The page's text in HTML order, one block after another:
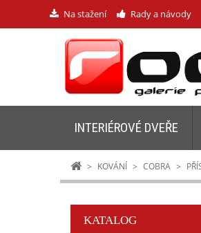
Na stažení Rady a návody
INTERIÉROVÉ DVEŘE
> KOVÁNÍ > COBRA >
KATALOG